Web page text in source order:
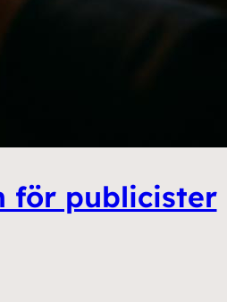
för publicister